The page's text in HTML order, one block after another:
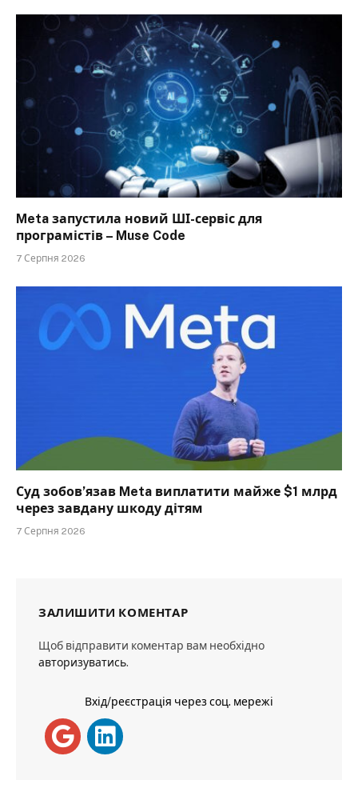
Meta запустила новий ШІ-сервіс для
програмістів – Muse Code
7 Серпня 2026
Суд зобов’язав Meta виплатити майже $1 млрд
через завдану шкоду дітям
7 Серпня 2026
ЗАЛИШИТИ КОМЕНТАР
Щоб відправити коментар вам необхідно
авторизуватись.
Вхід/реєстрація через соц. мережі